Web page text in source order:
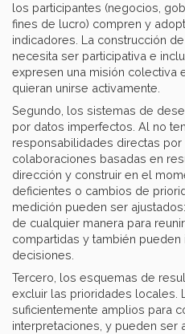
los participantes (negocios,
fines de lucro) compren y
indicadores. La construcción
necesita ser participativa e
expresen una misión colectiva
quieran unirse activamente.
Segundo, los sistemas de
por datos imperfectos. Al no
responsabilidades directas por
colaboraciones basadas en
dirección y construir en el
deficientes o cambios de
medición pueden ser
de cualquier manera para
compartidas y también pueden
decisiones.
Tercero, los esquemas de
excluir las prioridades locales.
suficientemente amplios para
interpretaciones, y pueden ser